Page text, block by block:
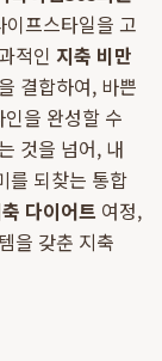
프스타일을 고
적인 지축 비만
결합하여, 바쁜
을 완성할 수
것을 넘어, 내
를 되찾는 통합
다이어트 여정,
을 갖춘 지축